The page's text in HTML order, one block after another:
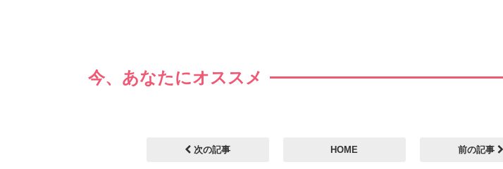
今、あなたにオススメ
次の記事 HOME 前の記事